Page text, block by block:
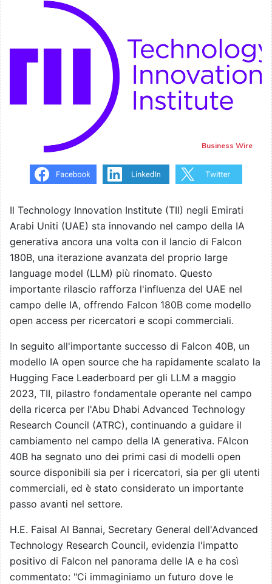
Business Wire
Il Technology Innovation Institute (TII) negli Emirati
Arabi Uniti (UAE) sta innovando nel campo della IA
generativa ancora una volta con il lancio di Falcon
180B, una iterazione avanzata del proprio large
language model (LLM) più rinomato. Questo
importante rilascio rafforza l'influenza del UAE nel
campo delle IA, offrendo Falcon 180B come modello
open access per ricercatori e scopi commerciali.
In seguito all'importante successo di Falcon 40B, un
modello IA open source che ha rapidamente scalato la
Hugging Face Leaderboard per gli LLM a maggio
2023, TII, pilastro fondamentale operante nel campo
della ricerca per l'Abu Dhabi Advanced Technology
Research Council (ATRC), continuando a guidare il
cambiamento nel campo della IA generativa. FAlcon
40B ha segnato uno dei primi casi di modelli open
source disponibili sia per i ricercatori, sia per gli utenti
commerciali, ed è stato considerato un importante
passo avanti nel settore.
H.E. Faisal Al Bannai, Secretary General dell'Advanced
Technology Research Council, evidenzia l'impatto
positivo di Falcon nel panorama delle IA e ha così
commentato: "Ci immaginiamo un futuro dove le